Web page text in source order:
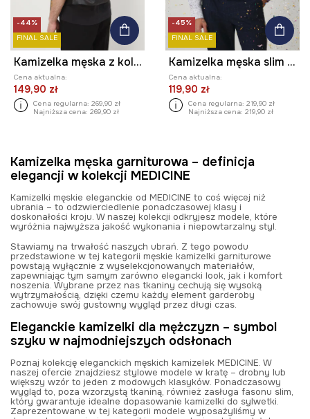
-44%
FINAL SALE
Kamizelka męska z kolekcji Zdzisław Beksiński x Medicine
Cena aktualna:
149,90 zł
Cena regularna: 269,90 zł
Najniższa cena: 269,90 zł
-45%
FINAL SALE
Kamizelka męska slim w kratę kolor granatowy
Cena aktualna:
119,90 zł
Cena regularna: 219,90 zł
Najniższa cena: 219,90 zł
Kamizelka męska garniturowa – definicja
elegancji w kolekcji MEDICINE
Kamizelki męskie eleganckie od MEDICINE to coś więcej niż
ubrania – to odzwierciedlenie ponadczasowej klasy i
doskonałości kroju. W naszej kolekcji odkryjesz modele, które
wyróżnia najwyższa jakość wykonania i niepowtarzalny styl.
Stawiamy na trwałość naszych ubrań. Z tego powodu
przedstawione w tej kategorii męskie kamizelki garniturowe
powstają wyłącznie z wyselekcjonowanych materiałów,
zapewniając tym samym zarówno elegancki look, jak i komfort
noszenia. Wybrane przez nas tkaniny cechują się wysoką
wytrzymałością, dzięki czemu każdy element garderoby
zachowuje swój gustowny wygląd przez długi czas.
Eleganckie kamizelki dla mężczyzn – symbol
szyku w najmodniejszych odsłonach
Poznaj kolekcję eleganckich męskich kamizelek MEDICINE. W
naszej ofercie znajdziesz stylowe modele w kratę – drobny lub
większy wzór to jeden z modowych klasyków. Ponadczasowy
wygląd to, poza wzorzystą tkaniną, również zasługa fasonu slim,
który gwarantuje idealne dopasowanie kamizelki do sylwetki.
Zaprezentowane w tej kategorii modele wyposażyliśmy w